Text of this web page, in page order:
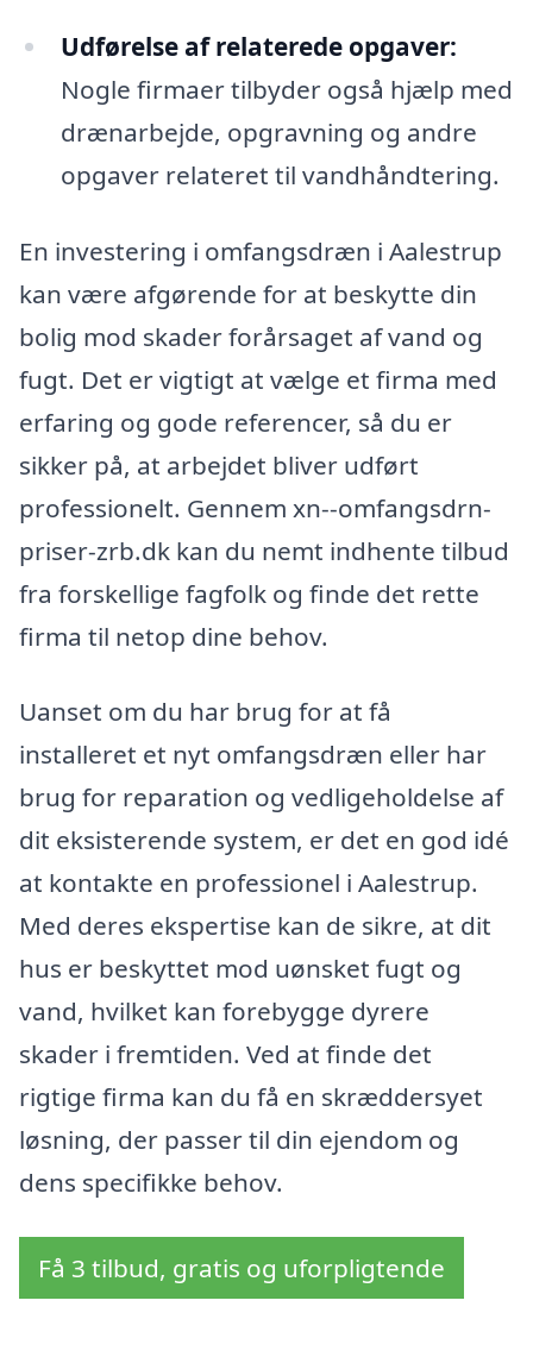
Udførelse af relaterede opgaver:
Nogle firmaer tilbyder også hjælp med
drænarbejde, opgravning og andre
opgaver relateret til vandhåndtering.
En investering i omfangsdræn i Aalestrup
kan være afgørende for at beskytte din
bolig mod skader forårsaget af vand og
fugt. Det er vigtigt at vælge et firma med
erfaring og gode referencer, så du er
sikker på, at arbejdet bliver udført
professionelt. Gennem xn--omfangsdrn-
priser-zrb.dk kan du nemt indhente tilbud
fra forskellige fagfolk og finde det rette
firma til netop dine behov.
Uanset om du har brug for at få
installeret et nyt omfangsdræn eller har
brug for reparation og vedligeholdelse af
dit eksisterende system, er det en god idé
at kontakte en professionel i Aalestrup.
Med deres ekspertise kan de sikre, at dit
hus er beskyttet mod uønsket fugt og
vand, hvilket kan forebygge dyrere
skader i fremtiden. Ved at finde det
rigtige firma kan du få en skræddersyet
løsning, der passer til din ejendom og
dens specifikke behov.
Få 3 tilbud, gratis og uforpligtende